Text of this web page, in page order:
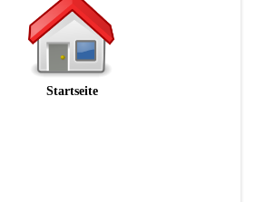
Startseite